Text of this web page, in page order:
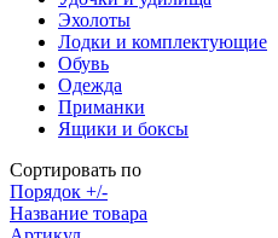
Эхолоты
Лодки и комплектующие
Обувь
Одежда
Приманки
Ящики и боксы
Сортировать по
Порядок +/-
Название товара